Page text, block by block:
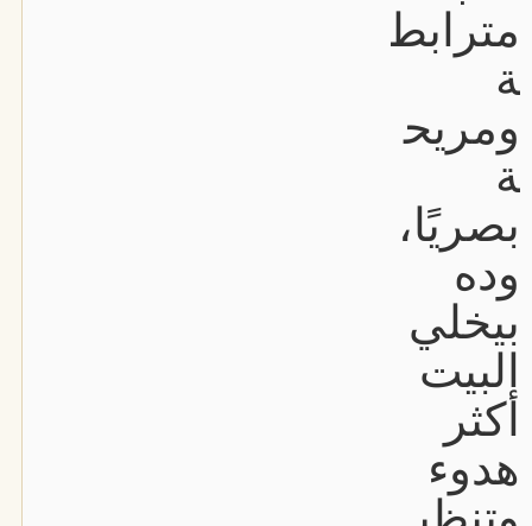
مترابط
ة
ومريح
ة
بصريًا،
وده
بيخلي
البيت
أكثر
هدوء